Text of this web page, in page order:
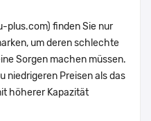
plus.com) finden Sie nur
um deren schlechte
Sorgen machen müssen.
niedrigeren Preisen als das
höherer Kapazität